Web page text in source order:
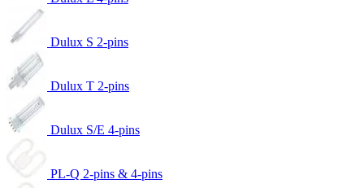
Dulux S 2-pins
Dulux T 2-pins
Dulux S/E 4-pins
PL-Q 2-pins & 4-pins